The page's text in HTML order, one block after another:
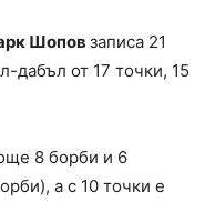
Шопов записа 21
дабъл от 17 точки, 15
8 борби и 6
а с 10 точки е